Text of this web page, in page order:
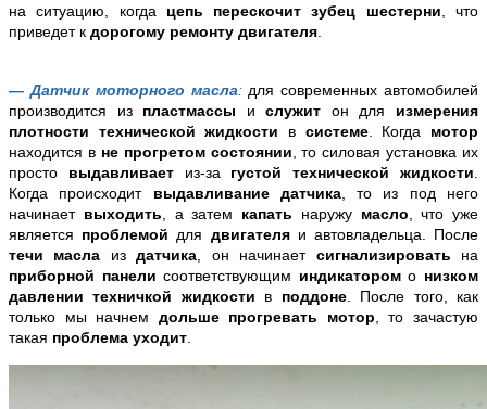
на ситуацию, когда цепь перескочит зубец шестерни , что
приведет к дорогому ремонту двигателя
— Датчик моторного масла:для современных автомобилей
производится из пластмассы ислужит он для измерения
плотности технической жидкости в системе. Когда мотор
находится в не прогретом состоянии , то силовая установка их
просто выдавливаетиз-за густой технической жидкости
Когда происходит выдавливание датчика, то из под него
начинает выходить , а затем капать наружу масло , что уже
является проблемой для двигателя и автовладельца. После
течи масла издатчика , он начинает сигнализировать на
приборной панелисоответствующим индикаторомо низком
давлении техничкой жидкости в поддоне. После того, как
только мы начнем дольше прогревать мотор , то зачастую
такая проблема уходит